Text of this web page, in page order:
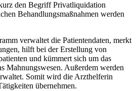
den Begriff Privatliquidation
Behandlungsmaßnahmen werden
verwaltet die Patientendaten, merkt
hilft bei der Erstellung von
und kümmert sich um das
Mahnungswesen. Außerdem werden
Somit wird die Arzthelferin
übernehmen.